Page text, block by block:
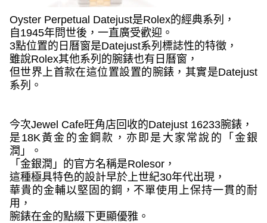
Oyster Perpetual Datejust是Rolex的經典系列，
自1945年問世後，一直廣受歡迎。
3點位置的日曆窗是Datejust系列標誌性的特徵，
雖說Rolex其他系列的腕錶也有日曆窗，
但世界上首款在這位置設置的腕錶，其實是Datejust
系列。
今次Jewel Cafe旺角店回收的Datejust 16233腕錶，
是 18K 黃金的金鋼款，亦即是大家常說的「金銀
潤」。
「金銀潤」的官方名稱是Rolesor，
這種極具特色的設計早於上世紀30年代出現，
華貴的金輔以堅固的鋼，不單使用上保持一貫的耐
用，
腕錶在金的點綴下更顯優雅。